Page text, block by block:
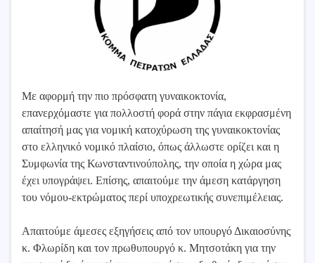
Με αφορμή την πιο πρόσφατη γυναικοκτονία,
επανερχόμαστε για πολλοστή φορά στην πάγια εκφρασμένη
απαίτησή μας για νομική κατοχύρωση της γυναικοκτονίας
στο ελληνικό νομικό πλαίσιο, όπως άλλωστε ορίζει και η
Συμφωνία της Κωνσταντινούπολης, την οποία η χώρα μας
έχει υπογράψει. Επίσης, απαιτούμε την άμεση κατάργηση
του νόμου-εκτρώματος περί υποχρεωτικής συνεπιμέλειας.
Απαιτούμε άμεσες εξηγήσεις από τον υπουργό Δικαιοσύνης
κ. Φλωρίδη και τον πρωθυπουργό κ. Μητσοτάκη για την